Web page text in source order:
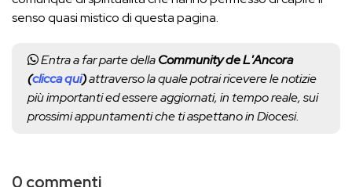
senso quasi mistico di questa pagina.
Entra a far parte dellaCommunity de L'Ancora
(clicca qui)attraverso la quale potrai ricevere le notizie
più importanti ed essere aggiornati, in tempo reale, sui
prossimi appuntamenti che ti aspettano in Diocesi.
0 commenti